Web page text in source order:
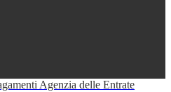
Agenzia delle Entrate